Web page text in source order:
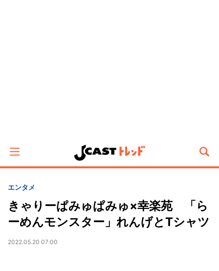
エンタメ
きゃりーぱみゅぱみゅ×幸楽苑 「ら
ーめんモンスター」れんげとTシャツ
2022.05.20 07:00